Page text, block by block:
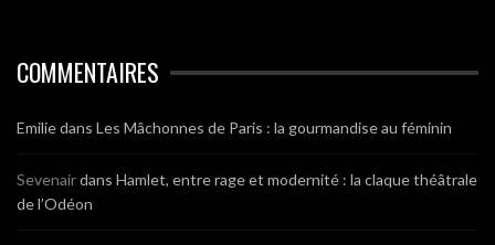
COMMENTAIRES
Emiliedans Les Mâchonnes de Paris : la gourmandise au féminin
Sevenairdans Hamlet, entre rage et modernité : la claque théâtrale
de l’Odéon